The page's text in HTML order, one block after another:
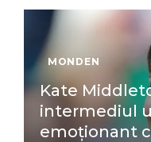
MONDEN
Kate
intermediul
emoționant